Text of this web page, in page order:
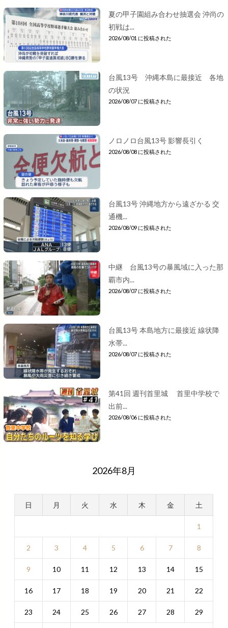
夏の甲子園組み合わせ抽選会 沖尚の
初戦は...
2026/08/01 に投稿された
台風13号 沖縄本島に最接近 各地
の状況
2026/08/07 に投稿された
ノロノロ台風13号 影響長引く
2026/08/08 に投稿された
台風13号 沖縄地方から遠ざかる 交
通機...
2026/08/09 に投稿された
中継 台風13号の暴風域に入った那
覇市内...
2026/08/07 に投稿された
台風13号 本島地方に最接近 線状降
水帯...
2026/08/07 に投稿された
第41回 週刊首里城 首里中学校で
出前...
2026/08/06 に投稿された
2026年8月
日 月 火 水 木 金 土
1
2 3 4 5 6 7 8
9 10 11 12 13 14 15
16 17 18 19 20 21 22
23 24 25 26 27 28 29